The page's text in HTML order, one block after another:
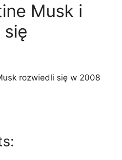
Musk i
się
rozwiedli się w 2008